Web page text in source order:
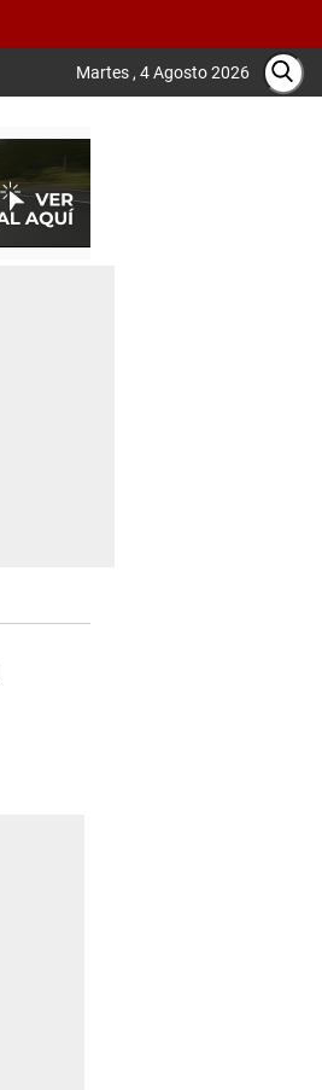
Martes , 4 Agosto 2026